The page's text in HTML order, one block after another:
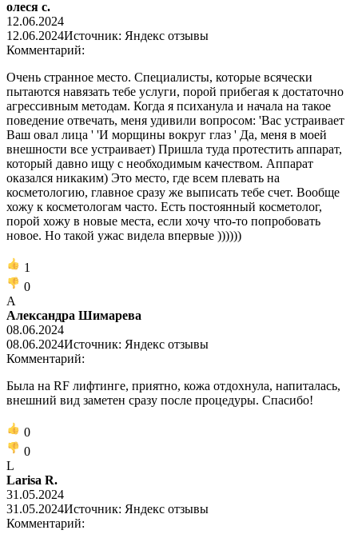
олеся с.
12.06.2024
12.06.2024Источник: Яндекс отзывы
Комментарий:
Очень странное место. Специалисты, которые всячески
пытаются навязать тебе услуги, порой прибегая к достаточно
агрессивным методам. Когда я психанула и начала на такое
поведение отвечать, меня удивили вопросом: 'Вас устраивает
Ваш овал лица ' 'И морщины вокруг глаз ' Да, меня в моей
внешности все устраивает) Пришла туда протестить аппарат,
который давно ищу с необходимым качеством. Аппарат
оказался никаким) Это место, где всем плевать на
косметологию, главное сразу же выписать тебе счет. Вообще
хожу к косметологам часто. Есть постоянный косметолог,
порой хожу в новые места, если хочу что-то попробовать
новое. Но такой ужас видела впервые ))))))
1
0
А
Александра Шимарева
08.06.2024
08.06.2024Источник: Яндекс отзывы
Комментарий:
Была на RF лифтинге, приятно, кожа отдохнула, напиталась,
внешний вид заметен сразу после процедуры. Спасибо!
0
0
L
Larisa R.
31.05.2024
31.05.2024Источник: Яндекс отзывы
Комментарий: